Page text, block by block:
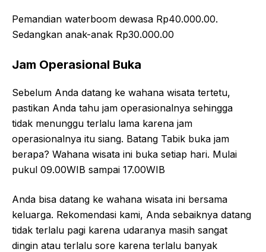
Pemandian waterboom dewasa Rp40.000.00.
Sedangkan anak-anak Rp30.000.00
Jam Operasional Buka
Sebelum Anda datang ke wahana wisata tertetu,
pastikan Anda tahu jam operasionalnya sehingga
tidak menunggu terlalu lama karena jam
operasionalnya itu siang. Batang Tabik buka jam
berapa? Wahana wisata ini buka setiap hari. Mulai
pukul 09.00WIB sampai 17.00WIB
Anda bisa datang ke wahana wisata ini bersama
keluarga. Rekomendasi kami, Anda sebaiknya datang
tidak terlalu pagi karena udaranya masih sangat
dingin atau terlalu sore karena terlalu banyak